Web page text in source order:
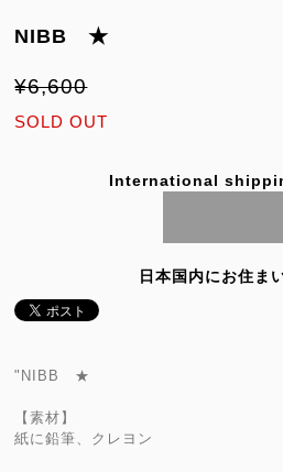
NIBB ★
¥6,600
SOLD OUT
International
日本国内にお住ま
"NIBB ★
【素材】
紙に鉛筆、クレヨン